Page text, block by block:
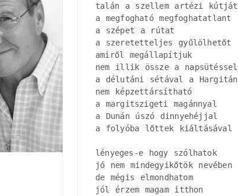
talán a szellem artézi kútját
a megfogható megfoghatatlant
a szépet a rútat
a szeretetteljes gyűlölhetőt
amiről megállapítjuk
nem illik össze a napsütéssel
a délutáni sétával a Hargitán
nem képzettársítható
a margitszigeti magánnyal
a Dunán úszó dinnyehéjjal
a folyóba lőttek kiáltásával
lényeges-e hogy szólhatok
jó nem mindegyikőtök nevében
de mégis elmondhatom
jól érzem magam itthon